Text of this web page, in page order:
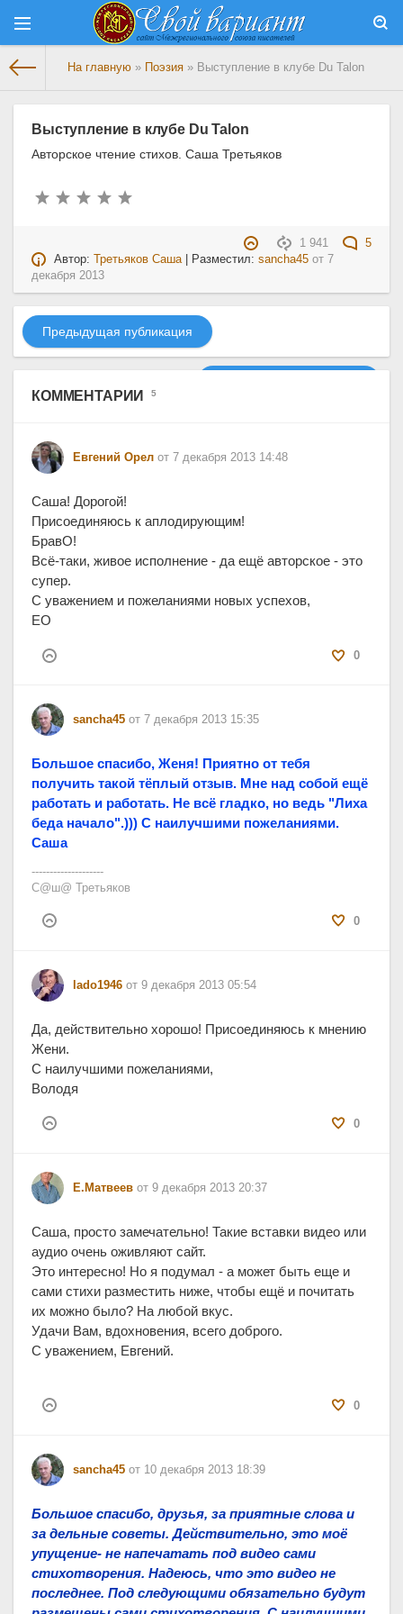
На главную » Поэзия » Выступление в клубе Du Talon
Выступление в клубе Du Talon
Авторское чтение стихов. Саша Третьяков
1 941
5
Автор:
Третьяков Саша| Разместил:sancha45 от 7
декабря 2013
Предыдущая публикация
КОММЕНТАРИИ 5
Евгений Орел от 7 декабря 2013 14:48
0
Саша! Дорогой!
Присоединяюсь к аплодирующим!
БравО!
Всё-таки, живое исполнение - да ещё авторское - это
супер.
С уважением и пожеланиями новых успехов,
ЕО
sancha45 от 7 декабря 2013 15:35
0
Большое спасибо, Женя! Приятно от тебя
получить такой тёплый отзыв. Мне над собой ещё
работать и работать. Не всё гладко, но ведь "Лиха
беда начало".))) С наилучшими пожеланиями.
Саша
--------------------
С@ш@ Третьяков
lado1946 от 9 декабря 2013 05:54
0
Да, действительно хорошо! Присоединяюсь к мнению
Жени.
С наилучшими пожеланиями,
Володя
Е.Матвеев от 9 декабря 2013 20:37
0
Саша, просто замечательно! Такие вставки видео или
аудио очень оживляют сайт.
Это интересно! Но я подумал - а может быть еще и
сами стихи разместить ниже, чтобы ещё и почитать
их можно было? На любой вкус.
Удачи Вам, вдохновения, всего доброго.
С уважением, Евгений.
sancha45 от 10 декабря 2013 18:39
Большое спасибо, друзья, за приятные слова и
за дельные советы. Действительно, это моё
упущение- не напечатать под видео сами
стихотворения. Надеюсь, что это видео не
последнее. Под следующими обязательно будут